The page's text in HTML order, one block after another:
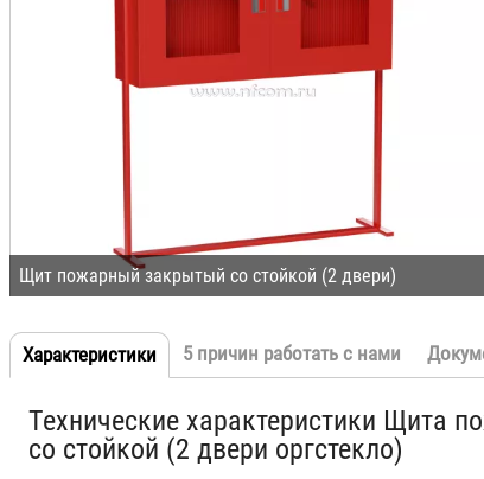
Щит пожарный закрытый со стойкой (2 двери)
Табы
Характеристики (активная
5 причин работать с нами
Технические характеристики Щита
со стойкой (2 двери оргстекло)